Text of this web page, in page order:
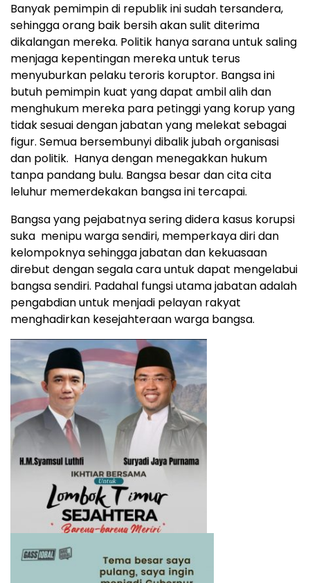
Banyak pemimpin di republik ini sudah tersandera,
sehingga orang baik bersih akan sulit diterima
dikalangan mereka. Politik hanya sarana untuk saling
menjaga kepentingan mereka untuk terus
menyuburkan pelaku teroris koruptor. Bangsa ini
butuh pemimpin kuat yang dapat ambil alih dan
menghukum mereka para petinggi yang korup yang
tidak sesuai dengan jabatan yang melekat sebagai
figur. Semua bersembunyi dibalik jubah organisasi
dan politik. Hanya dengan menegakkan hukum
tanpa pandang bulu. Bangsa besar dan cita cita
leluhur memerdekakan bangsa ini tercapai.
Bangsa yang pejabatnya sering didera kasus korupsi
suka menipu warga sendiri, memperkaya diri dan
kelompoknya sehingga jabatan dan kekuasaan
direbut dengan segala cara untuk dapat mengelabui
bangsa sendiri. Padahal fungsi utama jabatan adalah
pengabdian untuk menjadi pelayan rakyat
menghadirkan kesejahteraan warga bangsa.